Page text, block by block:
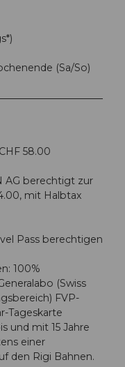
(Sa/So)
58.00
AG berechtigt zur
mit Halbtax
Pass berechtigen
100%
(Swiss
FVP-
Tageskarte
und mit 15 Jahre
einer
den Rigi Bahnen.